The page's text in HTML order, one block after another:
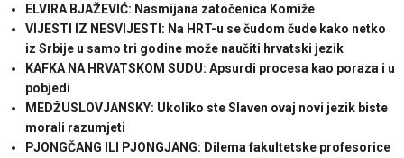
ELVIRA BJAŽEVIĆ: Nasmijana zatočenica Komiže
VIJESTI IZ NESVIJESTI: Na HRT-u se čudom čude kako netko
iz Srbije u samo tri godine može naučiti hrvatski jezik
KAFKA NA HRVATSKOM SUDU: Apsurdi procesa kao poraza i u
pobjedi
MEDŽUSLOVJANSKY: Ukoliko ste Slaven ovaj novi jezik biste
morali razumjeti
PJONGČANG ILI PJONGJANG: Dilema fakultetske profesorice